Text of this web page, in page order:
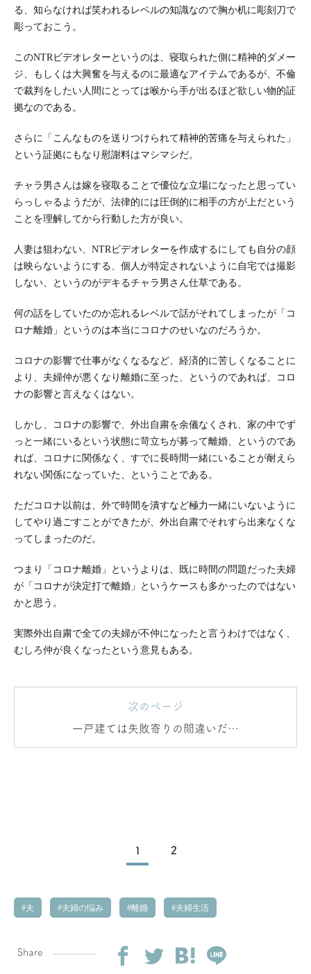
る、知らなければ笑われるレベルの知識なので胸か机に彫刻刀で
彫っておこう。
このNTRビデオレターというのは、寝取られた側に精神的ダメー
ジ、もしくは大興奮を与えるのに最適なアイテムであるが、不倫
で裁判をしたい人間にとっては喉から手が出るほど欲しい物的証
拠なのである。
さらに「こんなものを送りつけられて精神的苦痛を与えられた」
という証拠にもなり慰謝料はマシマシだ。
チャラ男さんは嫁を寝取ることで優位な立場になったと思ってい
らっしゃるようだが、法律的には圧倒的に相手の方が上だという
ことを理解してから行動した方が良い。
人妻は狙わない、NTRビデオレターを作成するにしても自分の顔
は映らないようにする、個人が特定されないように自宅では撮影
しない、というのがデキるチャラ男さん仕草である。
何の話をしていたのか忘れるレベルで話がそれてしまったが「コ
ロナ離婚」というのは本当にコロナのせいなのだろうか。
コロナの影響で仕事がなくなるなど、経済的に苦しくなることに
より、夫婦仲が悪くなり離婚に至った、というのであれば、コロ
ナの影響と言えなくはない。
しかし、コロナの影響で、外出自粛を余儀なくされ、家の中でず
っと一緒にいるという状態に苛立ちが募って離婚、というのであ
れば、コロナに関係なく、すでに長時間一緒にいることが耐えら
れない関係になっていた、ということである。
ただコロナ以前は、外で時間を潰すなど極力一緒にいないように
してやり過ごすことができたが、外出自粛でそれすら出来なくな
ってしまったのだ。
つまり「コロナ離婚」というよりは、既に時間の問題だった夫婦
が「コロナが決定打で離婚」というケースも多かったのではない
かと思う。
実際外出自粛で全ての夫婦が不仲になったと言うわけではなく、
むしろ仲が良くなったという意見もある。
次のページ
一戸建ては失敗寄りの間違いだっ
たが
1 2
夫 夫婦の悩み 離婚 夫婦生活
Share